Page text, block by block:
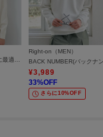
【冬のビジネスシーンに最適】シルキーモックネックニット 洗濯機OK
Right-on（MEN）
¥3,989
33%OFF
さらに10%OFF